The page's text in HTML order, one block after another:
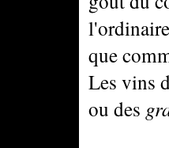
que
Les vins
ou des